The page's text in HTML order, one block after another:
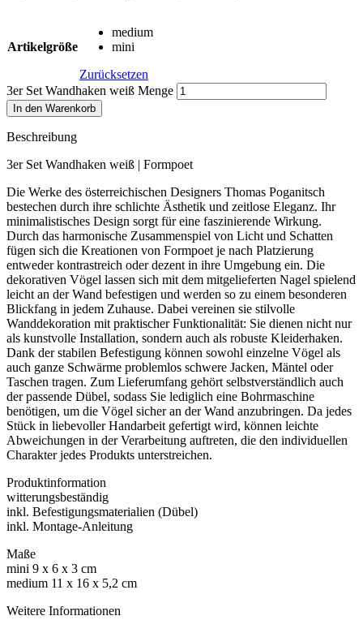
Artikelgröße
medium
mini
Zurücksetzen
3er Set Wandhaken weiß Menge
In den Warenkorb
Beschreibung
3er Set Wandhaken weiß | Formpoet
Die Werke des österreichischen Designers Thomas Poganitsch
bestechen durch ihre schlichte Ästhetik und zeitlose Eleganz. Ihr
minimalistisches Design sorgt für eine faszinierende Wirkung.
Durch das harmonische Zusammenspiel von Licht und Schatten
fügen sich die Kreationen von Formpoet je nach Platzierung
entweder kontrastreich oder dezent in ihre Umgebung ein. Die
dekorativen Vögel lassen sich mit dem mitgelieferten Nagel spielend
leicht an der Wand befestigen und werden so zu einem besonderen
Blickfang in jedem Zuhause. Dabei vereinen sie stilvolle
Wanddekoration mit praktischer Funktionalität: Sie dienen nicht nur
als kunstvolle Installation, sondern auch als robuste Kleiderhaken.
Dank der stabilen Befestigung können sowohl einzelne Vögel als
auch ganze Schwärme problemlos schwere Jacken, Mäntel oder
Taschen tragen. Zum Lieferumfang gehört selbstverständlich auch
der passende Dübel, sodass Sie lediglich eine Bohrmaschine
benötigen, um die Vögel sicher an der Wand anzubringen. Da jedes
Stück in liebevoller Handarbeit gefertigt wird, können leichte
Abweichungen in der Verarbeitung auftreten, die den individuellen
Charakter jedes Produkts unterstreichen.
Produktinformation
witterungsbeständig
inkl. Befestigungsmaterialien (Dübel)
inkl. Montage-Anleitung
Maße
mini 9 x 6 x 3 cm
medium 11 x 16 x 5,2 cm
Weitere Informationen